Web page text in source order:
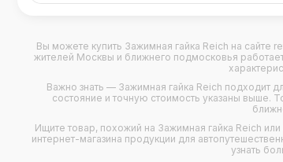
Вы можете купить Зажимная гайка Reich на сайте
жителей Москвы и ближнего подмосковья
Важно знать — Зажимная гайка Reich подходит
состояние и точную стоимость указаны выше.
Ищите товар, похожий на Зажимная гайка Reich
интернет-магазина продукции для
узнать